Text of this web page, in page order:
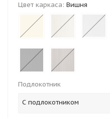
Цвет каркаса: Вишня
Подлокотник
С подлокотником